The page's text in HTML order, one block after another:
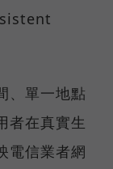
、單一地點
者在真實生
電信業者網